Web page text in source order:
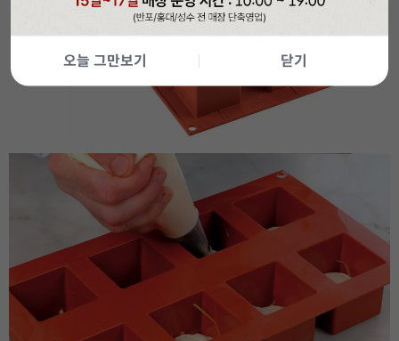
오늘 그만보기 닫기